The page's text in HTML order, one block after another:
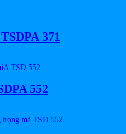
371
552